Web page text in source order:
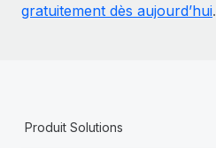
gratuitement dès aujourd’hui.
Produit Solutions